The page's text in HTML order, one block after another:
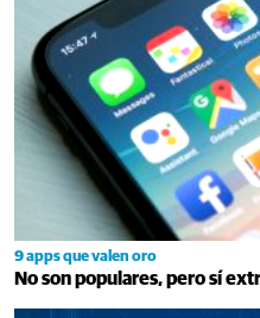
9 apps que valen oro
No son populares, pero sí